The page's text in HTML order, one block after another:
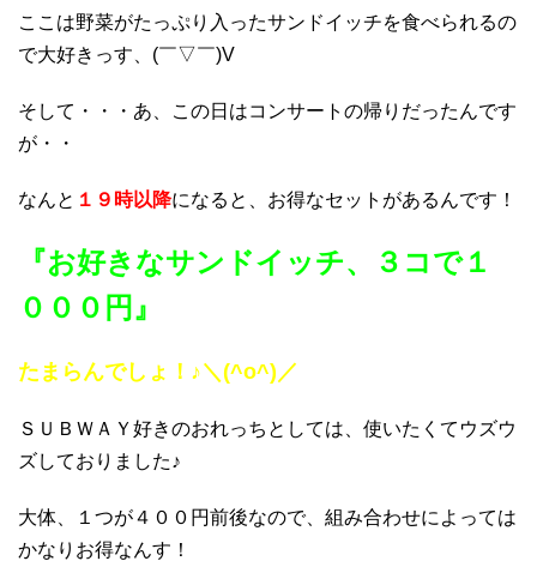
ここは野菜がたっぷり入ったサンドイッチを食べられるの
で大好きっす、(￣▽￣)V
そして・・・あ、この日はコンサートの帰りだったんです
が・・
なんと １９時以降になると、お得なセットがあるんです！
『お好きなサンドイッチ、３コで１
０００円』
たまらんでしょ！♪＼(^o^)／
ＳＵＢＷＡＹ好きのおれっちとしては、使いたくてウズウ
ズしておりました♪
大体、１つが４００円前後なので、組み合わせによっては
かなりお得なんす！